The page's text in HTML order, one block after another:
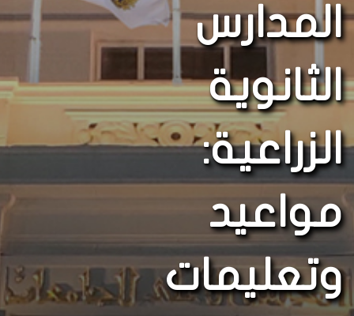
المدارس
الثانوية
الزراعية:
مواعيد
وتعليمات